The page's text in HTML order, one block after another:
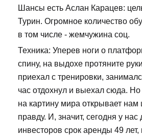
Шансы есть Аслан Карацев:
Турин. Огромное количество
в том числе - жемчужина соц.
Техника: Уперев ноги о
спину, на выдохе протяните
приехал с тренировки,
час отдохнул и выехал сюда. Но
на картину мира открывает
правду. И, значит, сегодня у
инвесторов срок аренды 49 лет,